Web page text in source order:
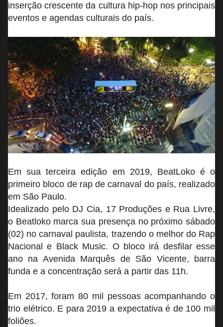
inserção crescente da cultura hip-hop nos principais
eventos e agendas culturais do país.
Em sua terceira edição em 2019, BeatLoko é o
primeiro bloco de rap de carnaval do país, realizado
em São Paulo.
Idealizado pelo DJ Cia, 17 Produções e Rua Livre,
o Beatloko marca sua presença no próximo sábado
(02) no carnaval paulista, trazendo o melhor do Rap
Nacional e Black Music. O bloco irá desfilar esse
ano na Avenida Marquês de São Vicente, barra
funda e a concentração será a partir das 11h.
Em 2017, foram 80 mil pessoas acompanhando o
trio elétrico. E para 2019 a expectativa é de 100 mil
foliões.